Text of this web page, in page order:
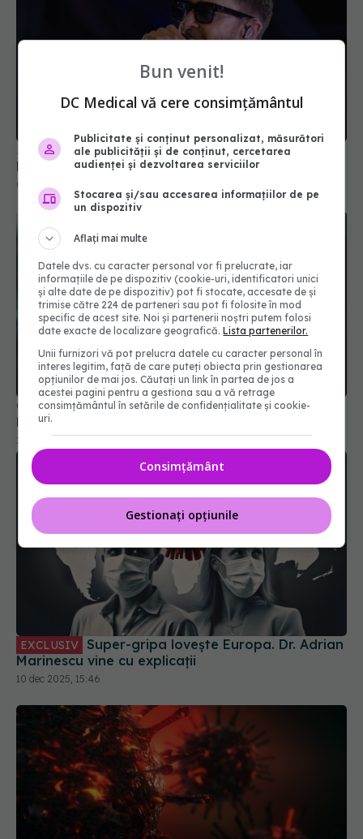
Justin Timberlake are boala Lyme. Totul despre
01 aug 2025, 11:08
Octavian Jurma, explicații despre sezonul gripal:
Numărul de cazuri, dublu
25 ian 2026, 19:48
EXCLUSIV Super-gripa lovește Europa. Dr. Adrian
Marinescu vine cu explicații
10 dec 2025, 15:46
Bun venit!
DC Medical vă cere consimțământul
Publicitate și conținut personalizat, măsurători
ale publicității și de conținut, cercetarea
audienței și dezvoltarea serviciilor
Stocarea și/sau accesarea informațiilor de pe
un dispozitiv
Aflați mai multe
Datele dvs. cu caracter personal vor fi prelucrate, iar
informațiile de pe dispozitiv (cookie-uri, identificatori unici
și alte date de pe dispozitiv) pot fi stocate, accesate de și
trimise către 224 de parteneri sau pot fi folosite în mod
specific de acest site. Noi și partenerii noștri putem folosi
date exacte de localizare geografică.Lista partenerilor.
Unii furnizori vă pot prelucra datele cu caracter personal în
interes legitim, față de care puteți obiecta prin gestionarea
opțiunilor de mai jos. Căutați un link în partea de jos a
acestei pagini pentru a gestiona sau a vă retrage
consimțământul în setările de confidențialitate și cookie-
uri.
Consimțământ
Gestionați opțiunile